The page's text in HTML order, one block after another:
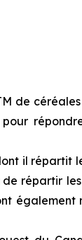
de
il répartit
répartir